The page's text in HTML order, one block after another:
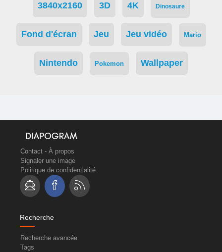
3840x2160 3D 4K Dinosaure
Fond d'écran Jeu Jeu vidéo Mario
Nintendo Pokemon Wallpaper
Contact - À propos
Signaler une image
Politique de confidentialité
Recherche
Recherche avancée
Tags